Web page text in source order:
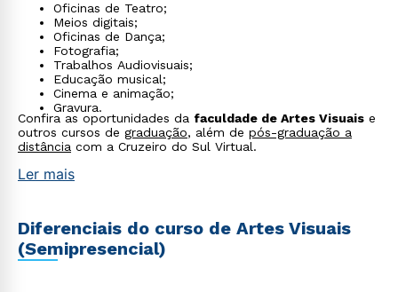
Oficinas de Teatro;
Meios digitais;
Oficinas de Dança;
Fotografia;
Trabalhos Audiovisuais;
Educação musical;
Cinema e animação;
Gravura.
Confira as oportunidades da faculdade de Artes Visuais e
outros cursos de graduação, além de pós-graduação a
distância com a Cruzeiro do Sul Virtual.
Ler mais
Diferenciais do curso de Artes Visuais
(Semipresencial)